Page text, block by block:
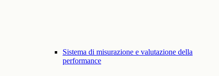
Sistema di misurazione e valutazione della
performance